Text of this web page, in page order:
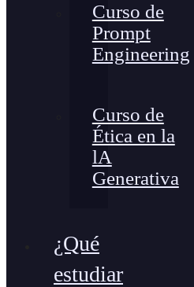
Curso de
Prompt
Engineering
Curso de
Ética en la
lA
Generativa
¿Qué
estudiar